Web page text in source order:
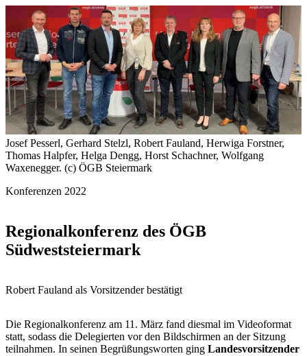
Josef Pesserl, Gerhard Stelzl, Robert Fauland, Herwiga Forstner,
Thomas Halpfer, Helga Dengg, Horst Schachner, Wolfgang
Waxenegger. (c) ÖGB Steiermark
Konferenzen 2022
Regionalkonferenz des ÖGB
Südweststeiermark
Robert Fauland als Vorsitzender bestätigt
Die Regionalkonferenz am 11. März fand diesmal im Videoformat
statt, sodass die Delegierten vor den Bildschirmen an der Sitzung
teilnahmen. In seinen Begrüßungsworten ging Landesvorsitzender